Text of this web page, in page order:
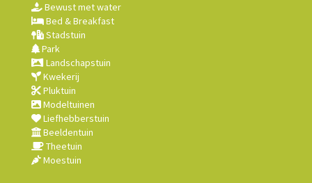
Bewust met water
Bed & Breakfast
Stadstuin
Park
Landschapstuin
Kwekerij
Pluktuin
Modeltuinen
Liefhebberstuin
Beeldentuin
Theetuin
Moestuin